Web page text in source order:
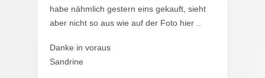
habe nähmlich gestern eins gekauft, sieht
aber nicht so aus wie auf der Foto hier ..
Danke in voraus
Sandrine